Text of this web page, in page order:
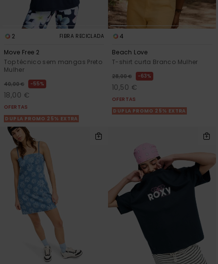
2 FIBRA RECICLADA
Move Free 2
Top técnico sem mangas Preto
Mulher
40,00 € 55%
18,00 €
OFERTAS
DUPLA PROMO 25% EXTRA
4
Beach Love
T-shirt curta Branco Mulher
28,00 € 63%
10,50 €
OFERTAS
DUPLA PROMO 25% EXTRA